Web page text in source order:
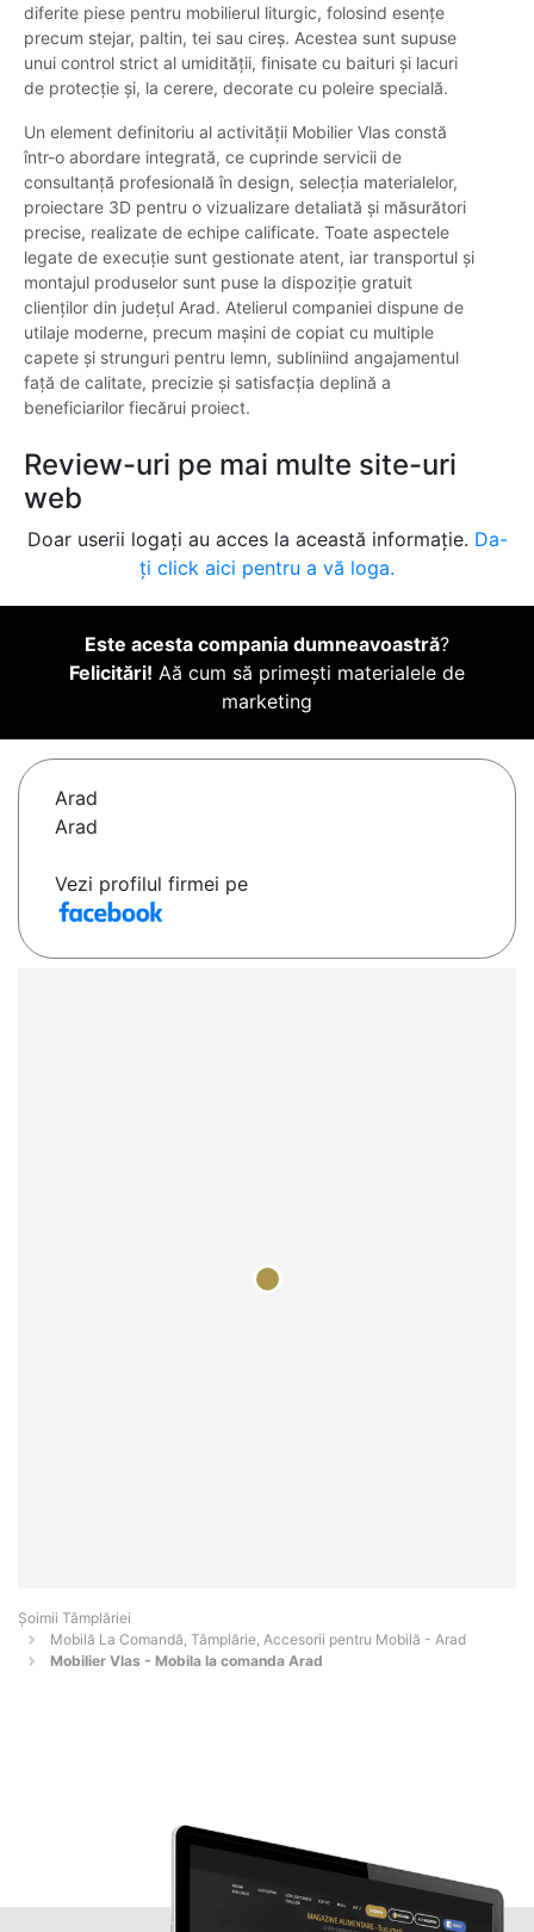
diferite piese pentru mobilierul liturgic, folosind esențe
precum stejar, paltin, tei sau cireș. Acestea sunt supuse
unui control strict al umidității, finisate cu baituri și lacuri
de protecție și, la cerere, decorate cu poleire specială.
Un element definitoriu al activității Mobilier Vlas constă
într-o abordare integrată, ce cuprinde servicii de
consultanță profesională în design, selecția materialelor,
proiectare 3D pentru o vizualizare detaliată și măsurători
precise, realizate de echipe calificate. Toate aspectele
legate de execuție sunt gestionate atent, iar transportul și
montajul produselor sunt puse la dispoziție gratuit
clienților din județul Arad. Atelierul companiei dispune de
utilaje moderne, precum mașini de copiat cu multiple
capete și strunguri pentru lemn, subliniind angajamentul
față de calitate, precizie și satisfacția deplină a
beneficiarilor fiecărui proiect.
Review-uri pe mai multe site-uri
web
Doar userii logați au acces la această informație. Da-
ți click aici pentru a vă loga.
Este acesta compania dumneavoastră?
Felicitări! Aă cum să primești materialele de
marketing
Arad
Arad
Vezi profilul firmei pe
Șoimii Tâmplăriei
Mobilă La Comandă, Tâmplărie, Accesorii pentru Mobilă - Arad
Mobilier Vlas - Mobila la comanda Arad